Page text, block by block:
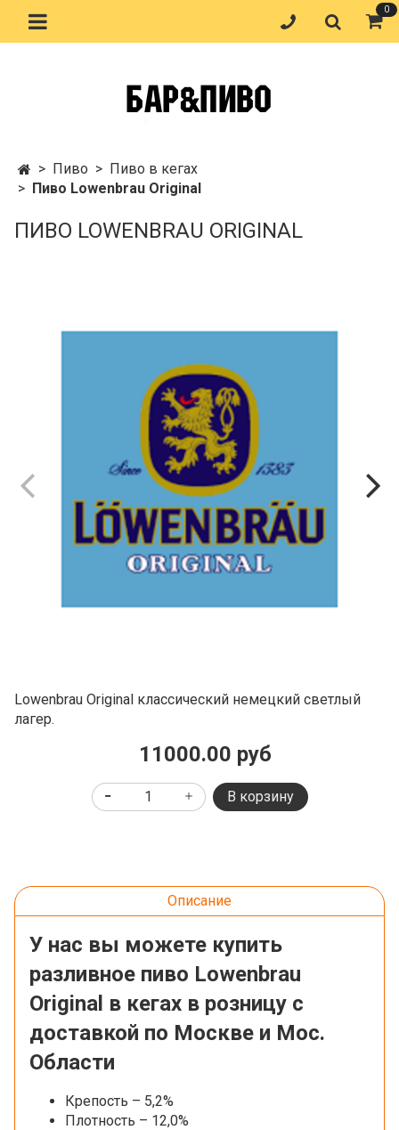
0
Пиво
Пиво в кегах
Пиво Lowenbrau Original
ПИВО LOWENBRAU ORIGINAL
Lowenbrau Original классический немецкий светлый
лагер.
11000.00 руб
В корзину
Описание
У нас вы можете купить
разливное пиво Lowenbrau
Original в кегах в розницу с
доставкой по Москве и Мос.
Области
Крепость – 5,2%
Плотность – 12,0%